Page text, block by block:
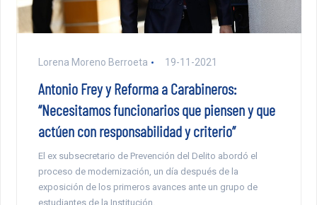
Lorena Moreno Berroeta 19-11-2021
Antonio Frey y Reforma a Carabineros:
“Necesitamos funcionarios que piensen y que
actúen con responsabilidad y criterio”
El ex subsecretario de Prevención del Delito abordó el
proceso de modernización, un día después de la
exposición de los primeros avances ante un grupo de
estudiantes de la Institución.